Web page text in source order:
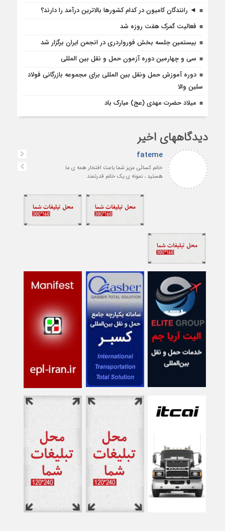
◄ رانندگان کامیون در کدام کشورها بالاترین درآمد را دارند؟
فعالیت گمرک هفت روزه شد
بیستمین جلسه بخش فورواردری در انجمن ایران برگزار شد
سی و چهارمین دوره آزمون حمل و نقل بین المللی
دوره آموزش حمل ونقل بین المللی برای مجموعه بازرگانی فولاد
سلین والا
میلاد حضرت مهدی (عج) مبارک باد
دیدگاههای اخیر
fateme
خانم کسائی عزیز شما باعث افتخار همه ی ما
هستید ، نمونه ی یک خانم قدرتمند